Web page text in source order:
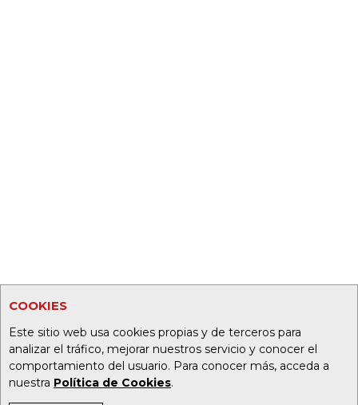
COOKIES
Este sitio web usa cookies propias y de terceros para
analizar el tráfico, mejorar nuestros servicio y conocer el
comportamiento del usuario. Para conocer más, acceda a
nuestra Política de Cookies.